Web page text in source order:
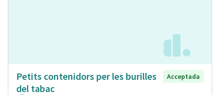
Petits contenidors per les burilles
del tabac
Acceptada